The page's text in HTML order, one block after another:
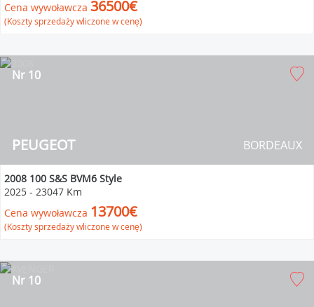
Cena wywoławcza 36500€
(Koszty sprzedaży wliczone w cenę)
PEUGEOT
Nr 10
BORDEAUX
2008 100 S&S BVM6 Style
2025 - 23047 Km
Cena wywoławcza 13700€
(Koszty sprzedaży wliczone w cenę)
Nr 10